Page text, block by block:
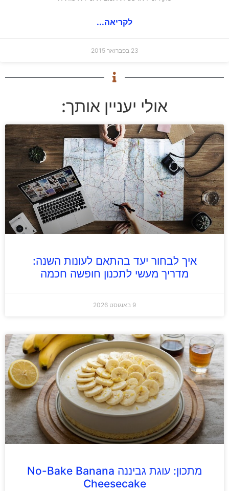
לקריאה...
23 בפברואר 2015
אולי יעניין אותך:
איך לבחור יעד בהתאם לעונות השנה:
מדריך מעשי לתכנון חופשה חכמה
9 באוגוסט 2026
מתכון: עוגת גביננה No-Bake Banana
Cheesecake